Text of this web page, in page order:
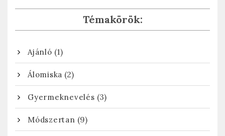
Témakörök:
Ajánló (1)
Álomiska (2)
Gyermeknevelés (3)
Módszertan (9)